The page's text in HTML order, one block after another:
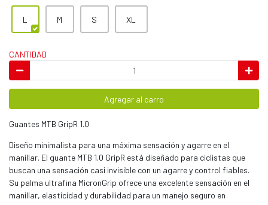
L M S XL
CANTIDAD
Agregar al carro
Guantes MTB GripR 1.0
Diseño minimalista para una máxima sensación y agarre en el
manillar. El guante MTB 1.0 GripR está diseñado para ciclistas que
buscan una sensación casi invisible con un agarre y control fiables.
Su palma ultrafina MicronGrip ofrece una excelente sensación en el
manillar, elasticidad y durabilidad para un manejo seguro en